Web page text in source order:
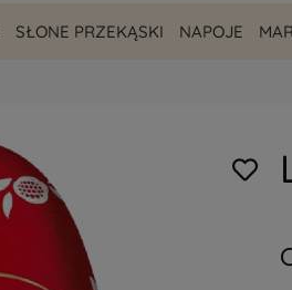
SŁONE PRZEKĄSKI NAPOJE